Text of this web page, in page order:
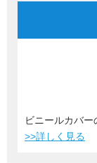
ビニールカバー
>>詳しく見る